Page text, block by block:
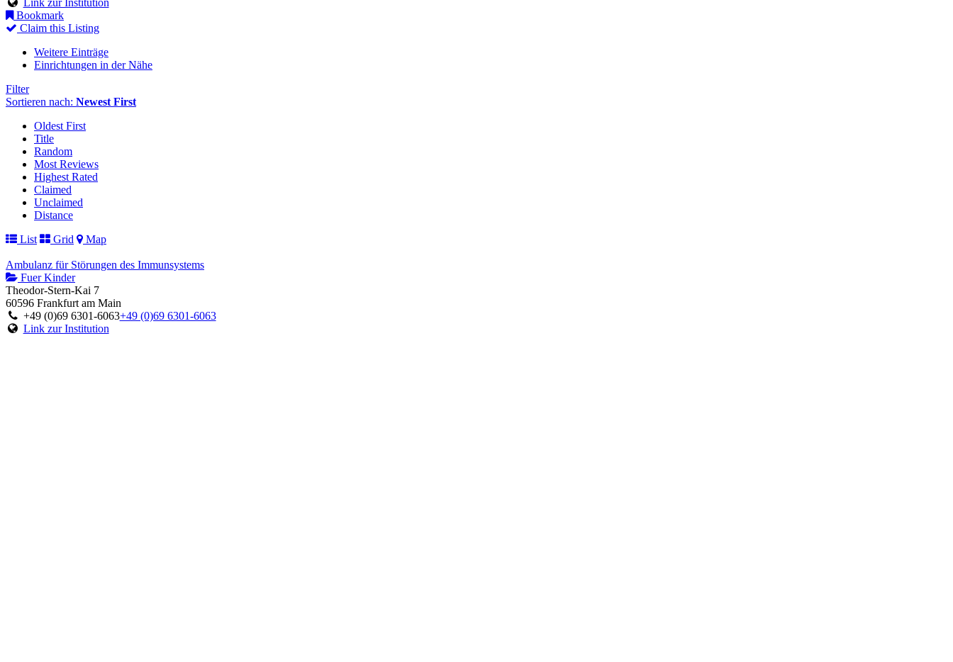
Link zur Institution
Bookmark
Claim this Listing
Weitere Einträge
Einrichtungen in der Nähe
Filter
Sortieren nach: Newest First
Oldest First
Title
Random
Most Reviews
Highest Rated
Claimed
Unclaimed
Distance
List
Grid Map
Ambulanz für Störungen des Immunsystems
Fuer Kinder
Theodor-Stern-Kai 7
60596 Frankfurt am Main
+49 (0)69 6301-6063+49 (0)69 6301-6063
Link zur Institution